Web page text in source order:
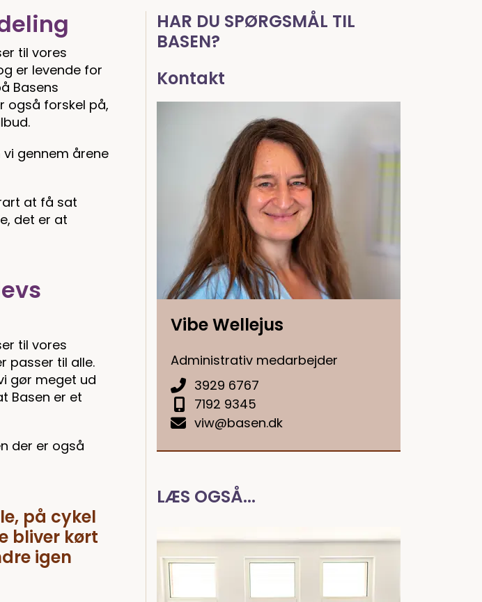
til vores
er levende for
Basens
også forskel på,
gennem årene
at få sat
det er at
til vores
passer til alle.
gør meget ud
Basen er et
der er også
på cykel
bliver kørt
igen
HAR DU SPØRGSMÅL TIL
BASEN?
Kontakt
Vibe Wellejus
Administrativ medarbejder
3929 6767
7192 9345
viw@basen.dk
LÆS OGSÅ...